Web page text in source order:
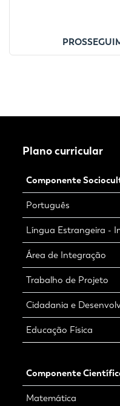
Plano curricular
Componente
Português
Língua Estrangeira -
Área de Integração
Trabalho de Projeto
Cidadania e
Educação Física
Componente
Matemática